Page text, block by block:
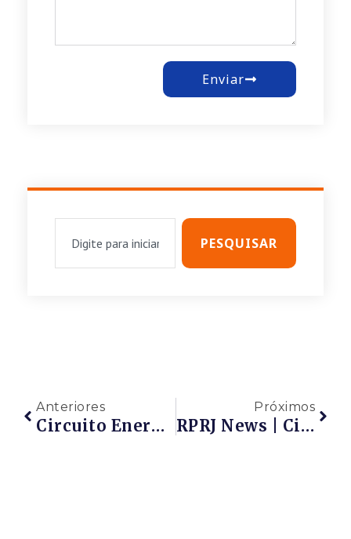
Enviar
PESQUISAR
Anteriores
Circuito Energy 2023 – Etapa Niterói | Evento Presencial | Inscrições Abertas! Participe!!!
Próximos
RPRJ News | Circuito Energy 2023 – Etapa Niterói | Mais Uma Etapa De Sucesso, Com Muita Informação, Networking E Negócios. Veja Fotos Do Evento!!!